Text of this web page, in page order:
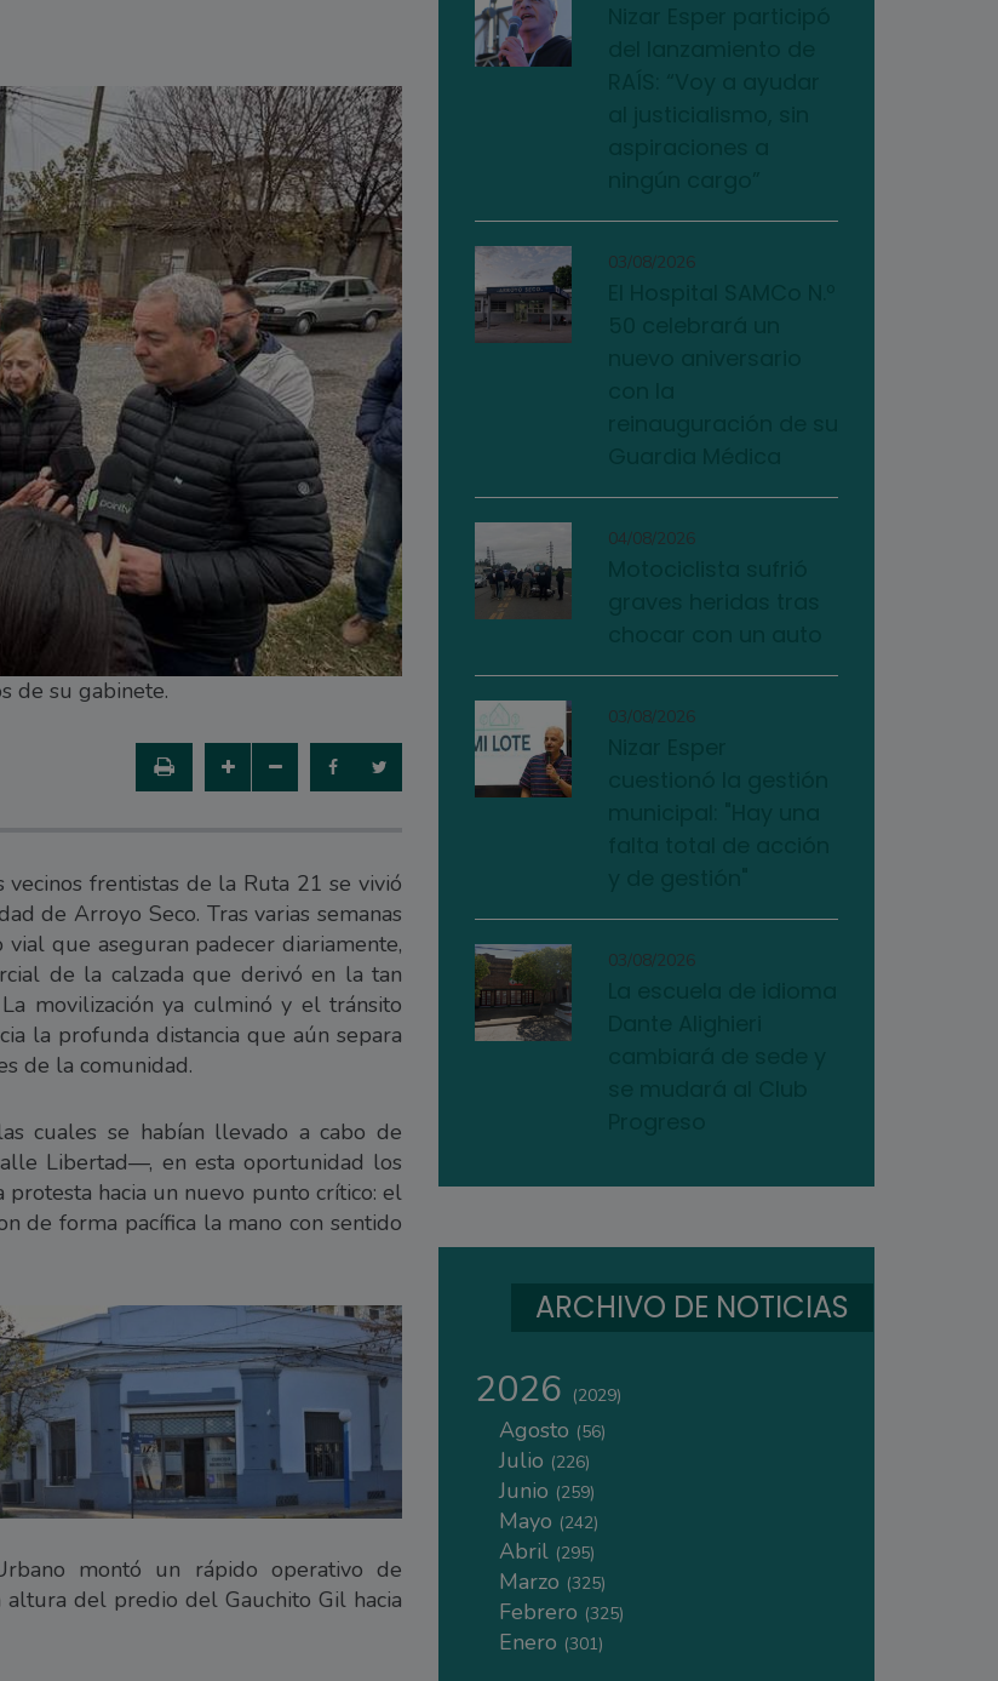
de su gabinete.
frentistas de la Ruta 21 se vivió
de Arroyo Seco. Tras varias semanas
que aseguran padecer diariamente,
de la calzada que derivó en la tan
movilización ya culminó y el tránsito
la profunda distancia que aún separa
de la comunidad.
cuales se habían llevado a cabo de
Libertad—, en esta oportunidad los
hacia un nuevo punto crítico: el
de forma pacífica la mano con sentido
montó un rápido operativo de
del predio del Gauchito Gil hacia
03/08/2026
04/08/2026
03/08/2026
03/08/2026
ARCHIVO DE NOTICIAS
2026 (2029)
Agosto (56)
Julio (226)
Junio (259)
Mayo (242)
Abril (295)
Marzo (325)
Febrero (325)
Enero (301)